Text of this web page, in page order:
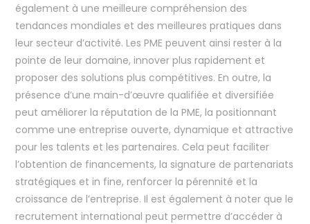
également à une meilleure compréhension des
tendances mondiales et des meilleures pratiques dans
leur secteur d’activité. Les PME peuvent ainsi rester à la
pointe de leur domaine, innover plus rapidement et
proposer des solutions plus compétitives. En outre, la
présence d’une main-d’œuvre qualifiée et diversifiée
peut améliorer la réputation de la PME, la positionnant
comme une entreprise ouverte, dynamique et attractive
pour les talents et les partenaires. Cela peut faciliter
l’obtention de financements, la signature de partenariats
stratégiques et in fine, renforcer la pérennité et la
croissance de l’entreprise. Il est également à noter que le
recrutement international peut permettre d’accéder à